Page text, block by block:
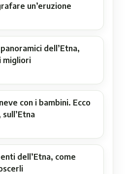
un’eruzione
dell’Etna,
migliori
con i bambini. Ecco
dell’Etna, come